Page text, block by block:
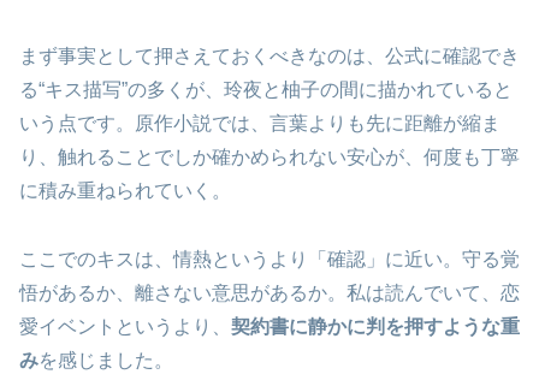
まず事実として押さえておくべきなのは、公式に確認でき
る“キス描写”の多くが、玲夜と柚子の間に描かれていると
いう点です。原作小説では、言葉よりも先に距離が縮ま
り、触れることでしか確かめられない安心が、何度も丁寧
に積み重ねられていく。
ここでのキスは、情熱というより「確認」に近い。守る覚
悟があるか、離さない意思があるか。私は読んでいて、恋
愛イベントというより、 契約書に静かに判を押すような重
みを感じました。